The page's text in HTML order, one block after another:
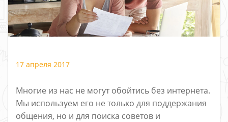
17 апреля 2017
Многие из нас не могут обойтись без интернета.
Мы используем его не только для поддержания
общения, но и для поиска советов и